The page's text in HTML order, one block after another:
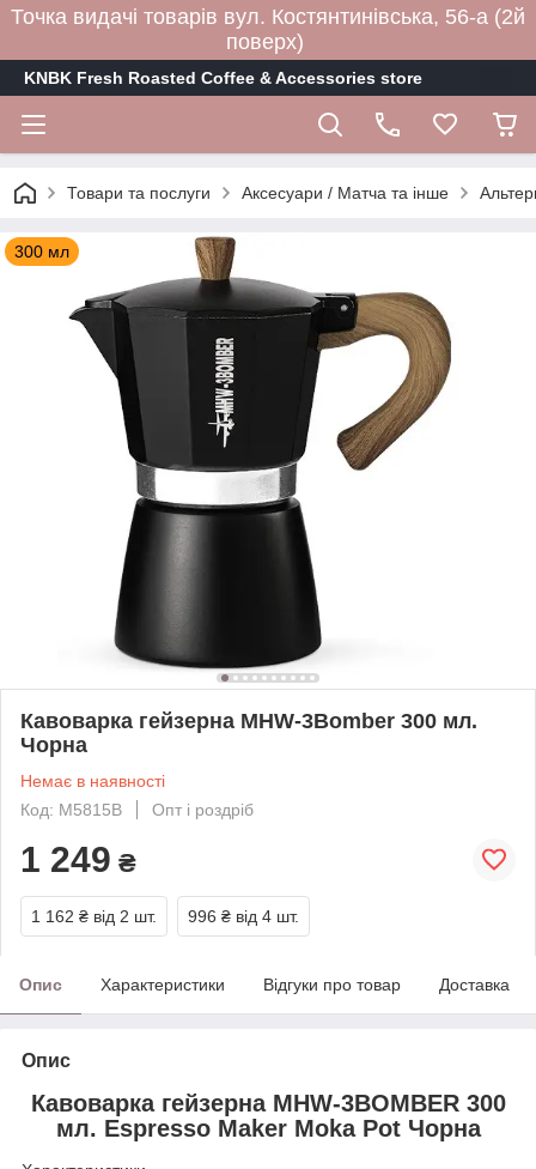
Точка видачі товарів вул. Костянтинівська, 56-а (2й
поверх)
KNBK Fresh Roasted Coffee & Accessories store
Товари та послуги Аксесуари / Матча та інше
300 мл
Кавоварка гейзерна MHW-3Bomber 300 мл.
Чорна
Немає в наявності
Код: M5815B
Опт і роздріб
1 249 ₴
1 162 ₴ від 2 шт. 996 ₴ від 4 шт.
Опис Характеристики Відгуки про товар Доставка
Опис
Кавоварка гейзерна MHW-3BOMBER 300
мл. Espresso Maker Moka Pot Чорна